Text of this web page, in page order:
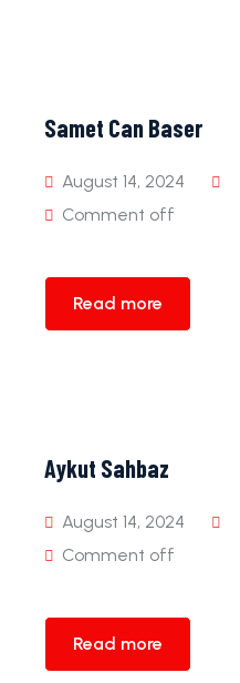
Samet Can Baser
August 14, 2024
Comment off
Read more
Aykut Sahbaz
August 14, 2024
Comment off
Read more